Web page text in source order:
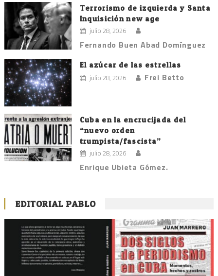
Terrorismo de izquierda y Santa
Inquisición new age
julio 28, 2026
Fernando Buen Abad Domínguez
El azúcar de las estrellas
julio 28, 2026 Frei Betto
Cuba en la encrucijada del
“nuevo orden
trumpista/fascista”
julio 28, 2026
Enrique Ubieta Gómez.
EDITORIAL PABLO